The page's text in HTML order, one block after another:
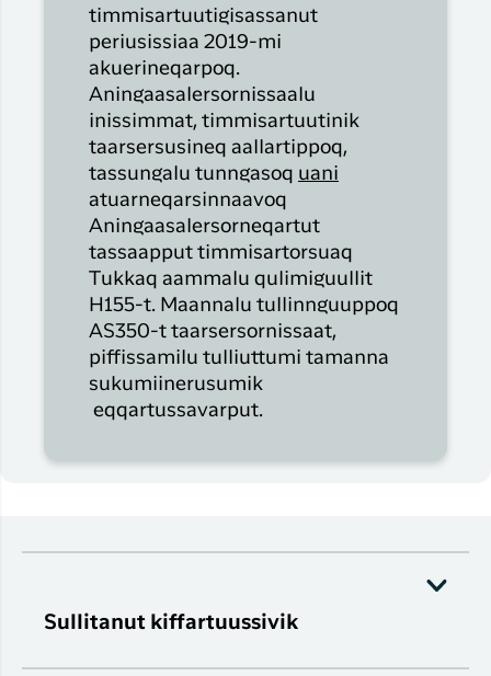
timmisartuutigisassanut
periusissiaa 2019-mi
akuerineqarpoq.
Aningaasalersornissaalu
inissimmat, timmisartuutinik
taarsersusineq aallartippoq,
tassungalu tunngasoq uani
atuarneqarsinnaavoq
Aningaasalersorneqartut
tassaapput timmisartorsuaq
Tukkaq aammalu qulimiguullit
H155-t. Maannalu tullinnguuppoq
AS350-t taarsersornissaat,
piffissamilu tulliuttumi tamanna
sukumiinerusumik
eqqartussavarput.
Sullitanut kiffartuussivik